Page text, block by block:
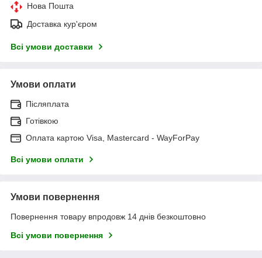
Нова Пошта
Доставка кур'єром
Всі умови доставки
Умови оплати
Післяплата
Готівкою
Оплата картою Visa, Mastercard - WayForPay
Всі умови оплати
Умови повернення
Повернення товару впродовж 14 днів безкоштовно
Всі умови повернення